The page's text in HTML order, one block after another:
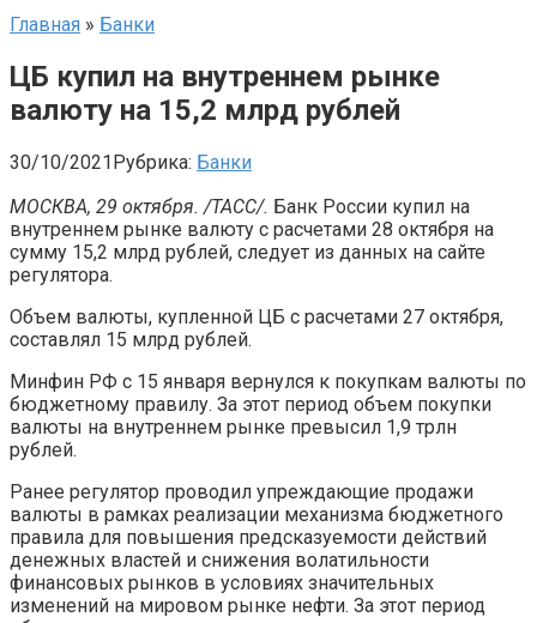
Главная » Банки
ЦБ купил на внутреннем рынке
валюту на 15,2 млрд рублей
30/10/2021Рубрика: Банки
МОСКВА, 29 октября. /ТАСС/. Банк России купил на
внутреннем рынке валюту с расчетами 28 октября на
сумму 15,2 млрд рублей, следует из данных на сайте
регулятора.
Объем валюты, купленной ЦБ с расчетами 27 октября,
составлял 15 млрд рублей.
Минфин РФ с 15 января вернулся к покупкам валюты по
бюджетному правилу. За этот период объем покупки
валюты на внутреннем рынке превысил 1,9 трлн
рублей.
Ранее регулятор проводил упреждающие продажи
валюты в рамках реализации механизма бюджетного
правила для повышения предсказуемости действий
денежных властей и снижения волатильности
финансовых рынков в условиях значительных
изменений на мировом рынке нефти. За этот период